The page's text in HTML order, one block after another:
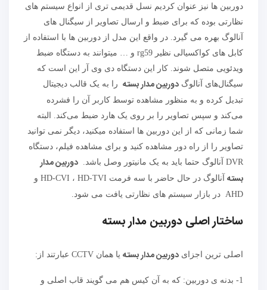
دوربین ها نیز عنوان کردیم نسل قدیمی تری از انواع سیستم های
نظارتی بوده که برای ضبط و ارسال تصاویر از سیگنال های
آنالوگ بهره می گیرد. در واقع این مدل از دوربین ها با استفاده از
کابل های کواکسیالی نظیر rg59 و … میتوانند به دستگاه ضبط
ویدئویی متصل شوند. کار این دستگاه دی وی آر این است که
سیگنال‌های آنالوگ دوربین مدار بسته را به یک قالب دیجیتال
تبدیل کرده و به منظور مشاهده توسط کاربر آن را فشرده
می‌کند و سپس تصاویر را بر روی یک هارد ضبط می‌کند. البته
شما زمانی که از این دوربین ها استفاده میکنید، دیگر نمی توانید
تصاویر را از راه دور مشاهده کنید و برای مشاهده فیلم، دستگاه
DVR آنالوگ حتما باید به یک مانیتور وصل باشد.
دوربین مدار
بسته
آنالوگ در حال حاضر با سه فرمت HD-CVI ، HD-TVI و
AHD در بازار سیستم های نظارتی یافت می شود.
ساختار اصلی دوربین مدار بسته
اصلی ترین اجزای دوربین مدار بسته یا همان CCTV عبارتند از:
1- بدنه ی دوربین: که به آن کیس هم می گویند قاب اصلی و